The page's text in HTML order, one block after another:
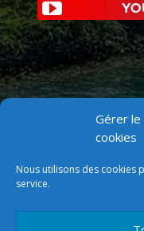
Gérer
cookies
Nous utilisons des cookies
service.